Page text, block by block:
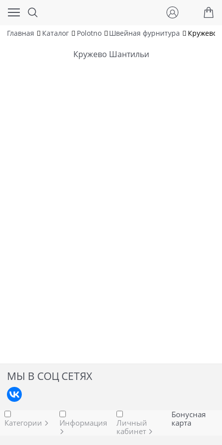
Главная Каталог Polotno Швейная фурнитура Кружево
Кружево Шантильи
МЫ В СОЦ СЕТЯХ
Категории Информация
Личный
кабинет
Бонусная
карта